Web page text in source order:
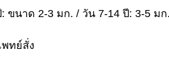
ขนาด 2-3 มก. / วัน 7-14 ปี: 3-5 ม
ทย์สั่ง